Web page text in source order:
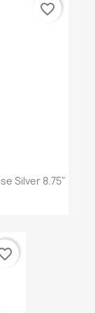
Silver 8.75"
favorite_border